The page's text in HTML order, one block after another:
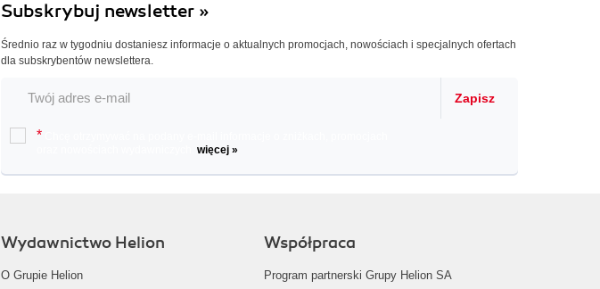
Subskrybuj newsletter »
Średnio raz w tygodniu dostaniesz informacje o aktualnych promocjach, nowościach i specjalnych ofertach
dla subskrybentów newslettera.
Zapisz
*
więcej »
Wydawnictwo Helion
O Grupie Helion
Współpraca
Program partnerski Grupy Helion SA